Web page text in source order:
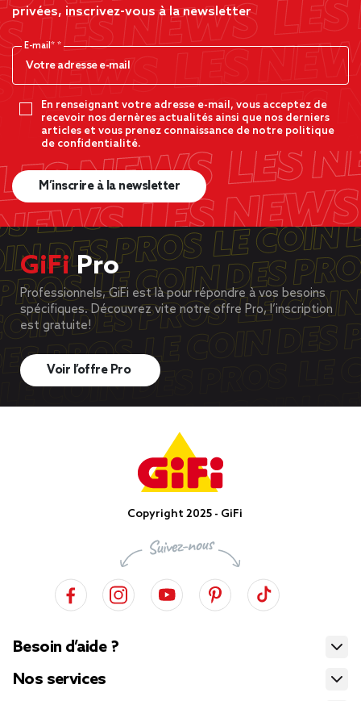
privées, inscrivez-vous à la newsletter
E-mail*
En renseignant votre adresse e-mail, vous acceptez de
recevoir nos dernères actualités ainsi que nos derniers
articles et vous prenez connaissance de notre politique
de confidentialité.
M’inscrire à la newsletter
GiFiPro
Professionnels, GiFi est là pour répondre à vos besoins
spécifiques. Découvrez vite notre offre Pro, l’inscription
est gratuite!
Voir l’offre Pro
Copyright 2025 - GiFi
Besoin d’aide ?
Nos services